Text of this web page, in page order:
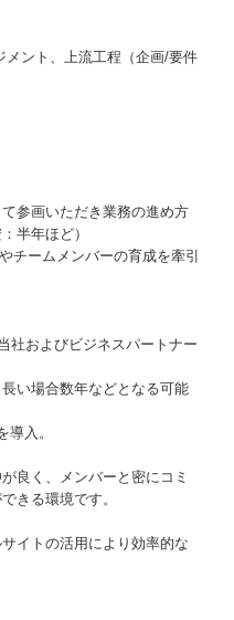
メント、上流工程（企画/要件
参画いただき業務の進め方
半年ほど）
チームメンバーの育成を牽引
社およびビジネスパートナー
い場合数年などとなる可能
導入。
良く、メンバーと密にコミ
きる環境です。
イトの活用により効率的な